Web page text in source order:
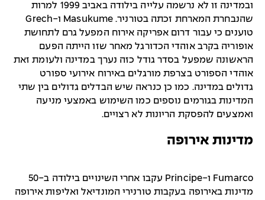
ובמדינה זו לא נרשמה עלייה בילודה באביב 1999 למרות
שהנבחרת המארחת זכתה בטורניר. Masukume ו-Grech
טוענים כי עבור דרום אפריקה אירוח המפעל גרם לתחושת
אופוריה בקרב אוהדי הכדורגל מאחר שזו הייתה הפעם
הראשונה שמפעל בסדר גודל כזה נערך במדינה ולעומת זאת
אוהדי הספורט בצרפת מורגלים באירוח אירועי ספורט
גדולים במדינה. כמו כן כנראה שיש הבדלים גדולים בין שתי
המדינות בגורמים נוספים כמו השימוש באמצעי מניעה
ואמצעים להפסקת הריונות לא רצויים.
מדינות אירופה
Fumarco ו-Principe עקבו אחרי השינויים בילודה ב-50
מדינות באירופה בעקבות טורנירי המונדיאל ואליפות אירופה